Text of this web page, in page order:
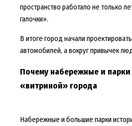
пространство работало не только
галочки».
В итоге город начали
автомобилей, а вокруг привычек
Почему набережные и парки
«витриной» города
Набережные и большие парки